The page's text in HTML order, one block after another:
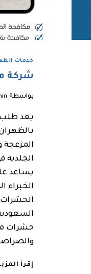
خدمات
شركة
بواسطة
يعد
المزعجة
الجلدية
يساعد
الخبراء
الحشرات
حشرات
إقرأ